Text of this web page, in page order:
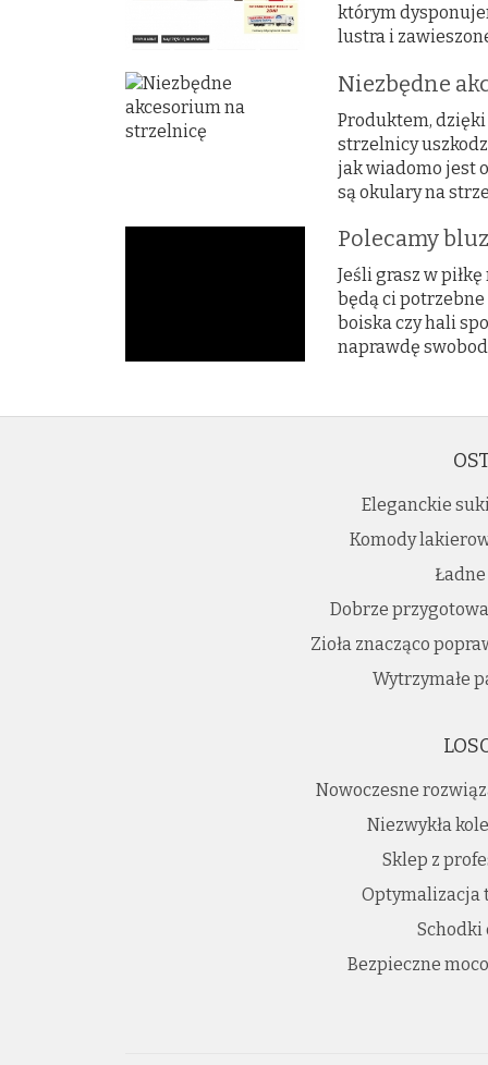
którym
lustra i
Niezbędne
Produktem,
strzelnicy
jak wiadomo jest
są okulary na
Polecamy
Jeśli grasz w
będą ci
boiska czy hali
naprawdę
Eleganckie
Komody
Dobrze
Zioła znacząco
Wytrzymałe
Nowoczesne
Niezwykła
Sklep z
Optymalizacja
Schodki
Bezpieczne